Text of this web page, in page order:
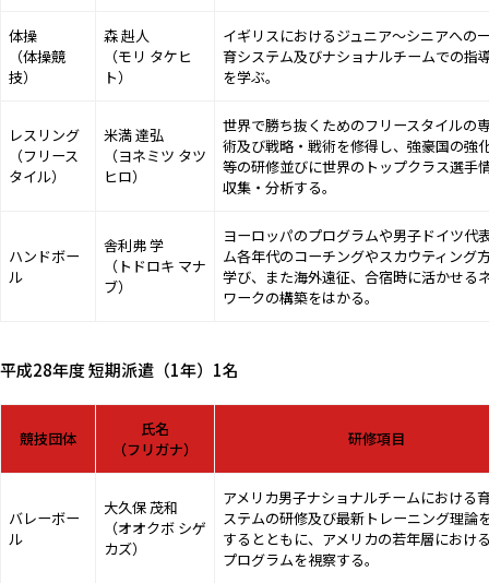
体操
（体操競
技）
森 赳人
（モリ タケヒ
ト）
イギリスにおけるジュニア〜シニアへの
育システム及びナショナルチームでの指
を学ぶ。
レスリング
（フリース
タイル）
米満 達弘
（ヨネミツ タツ
ヒロ）
世界で勝ち抜くためのフリースタイルの
術及び戦略・戦術を修得し、強豪国の強
等の研修並びに世界のトップクラス選手
収集・分析する。
ハンドボー
ル
舎利弗 学
（トドロキ マナ
ブ）
ヨーロッパのプログラムや男子ドイツ代
ム各年代のコーチングやスカウティング
学び、また海外遠征、合宿時に活かせる
ワークの構築をはかる。
平成28年度 短期派遣（1年）1名
競技団体
氏名
（フリガナ）
研修項目
バレーボー
ル
大久保 茂和
（オオクボ シゲ
カズ）
アメリカ男子ナショナルチームにおける
ステムの研修及び最新トレーニング理論
するとともに、アメリカの若年層におけ
プログラムを視察する。